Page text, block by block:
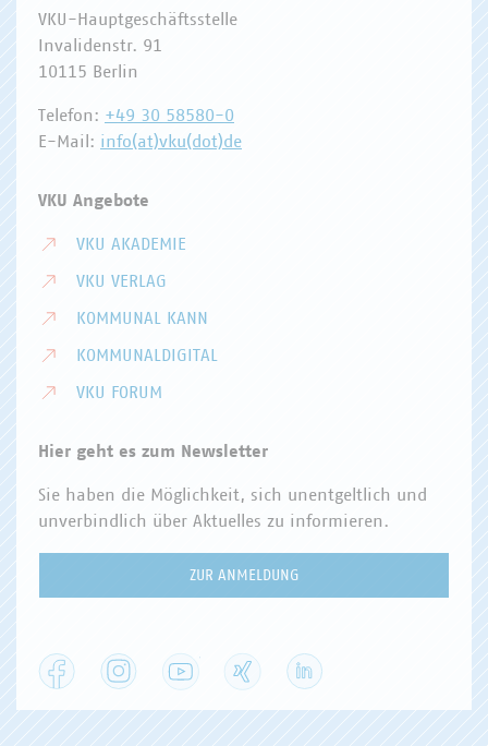
VKU-Hauptgeschäftsstelle
Invalidenstr. 91
10115 Berlin
Telefon: +49 30 58580-0
E-Mail: info(at)vku(dot)de
VKU Angebote
VKU AKADEMIE
VKU VERLAG
KOMMUNAL KANN
KOMMUNALDIGITAL
VKU FORUM
Hier geht es zum Newsletter
Sie haben die Möglichkeit, sich unentgeltlich und
unverbindlich über Aktuelles zu informieren.
ZUR ANMELDUNG
Facebook Instagram YouTube